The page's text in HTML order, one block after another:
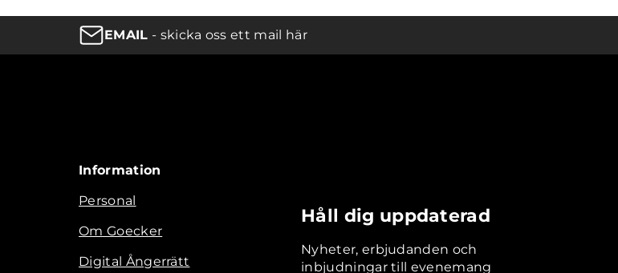
EMAIL - skicka oss ett mail här
Information
Personal
Om Goecker
Digital Ångerrätt
Håll dig uppdaterad
Nyheter, erbjudanden och
inbjudningar till evenemang